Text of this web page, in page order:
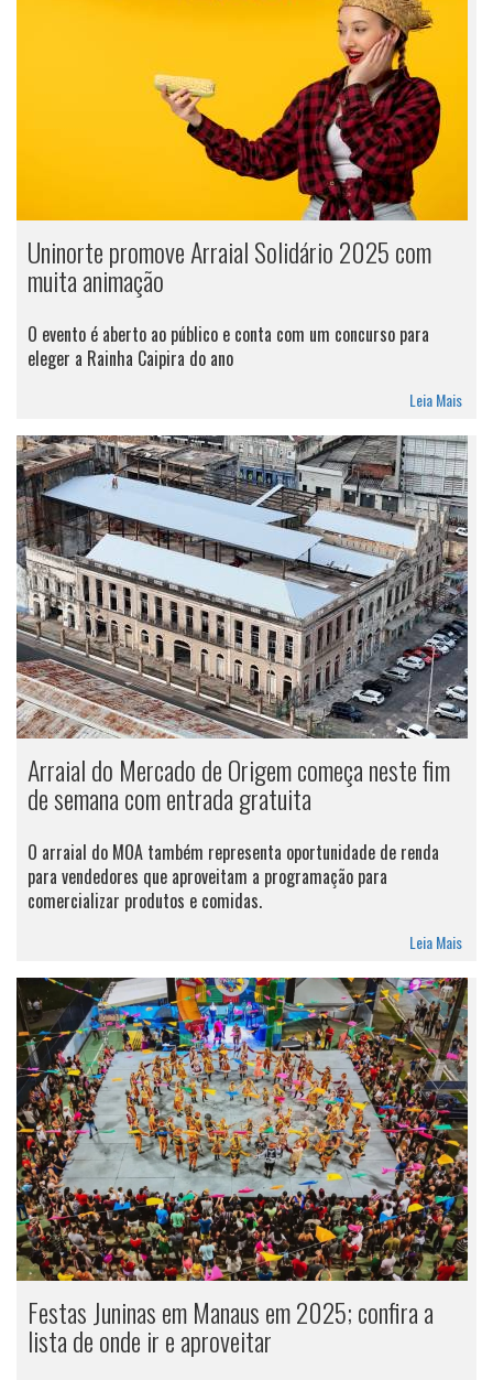
Uninorte promove Arraial Solidário 2025 com
muita animação
O evento é aberto ao público e conta com um concurso para
eleger a Rainha Caipira do ano
Leia Mais
Arraial do Mercado de Origem começa neste fim
de semana com entrada gratuita
O arraial do MOA também representa oportunidade de renda
para vendedores que aproveitam a programação para
comercializar produtos e comidas.
Leia Mais
Festas Juninas em Manaus em 2025; confira a
lista de onde ir e aproveitar